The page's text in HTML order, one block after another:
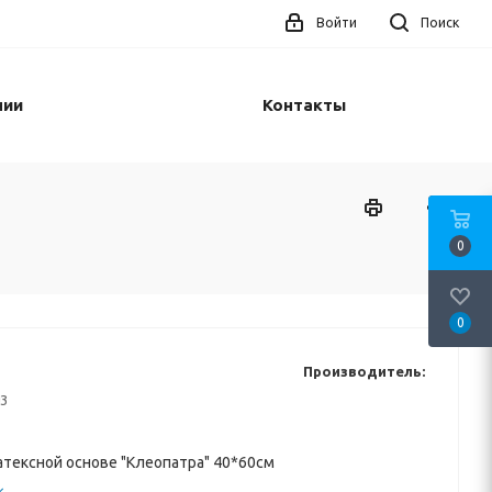
Поиск
Войти
Контакты
Производитель:
основе "Клеопатра" 40*60см
0
0